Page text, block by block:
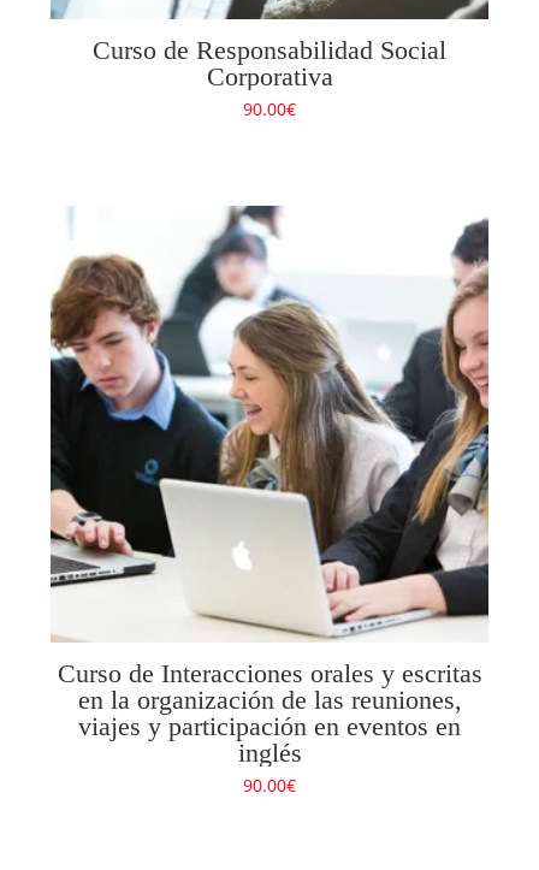
Curso de Responsabilidad Social
Corporativa
90.00€
Curso de Interacciones orales y escritas
en la organización de las reuniones,
viajes y participación en eventos en
inglés
90.00€